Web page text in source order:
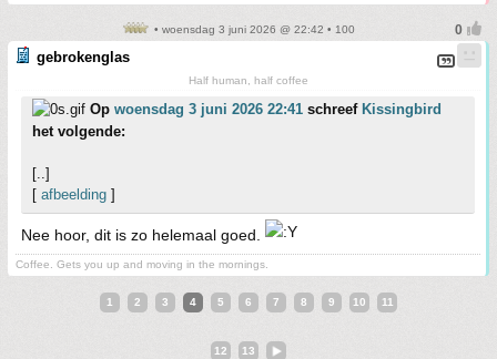
• woensdag 3 juni 2026 @ 22:42 • 100
gebrokenglas
Half human, half coffee
Op woensdag 3 juni 2026 22:41 schreef Kissingbird
het volgende:
[..]
[ afbeelding ]
Nee hoor, dit is zo helemaal goed.
Coffee. Gets you up and moving in the mornings.
1 2 3 4 5 6 7 8 9 10 11
12 13